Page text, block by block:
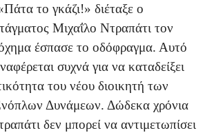
το γκάζι!» διέταξε ο
Μιχαΐλο Ντραπάτι τον
έσπασε το οδόφραγμα. Αυτό
συχνά για να καταδείξει
του νέου διοικητή των
Δυνάμεων. Δώδεκα χρόνια
δεν μπορεί να αντιμετωπίσει